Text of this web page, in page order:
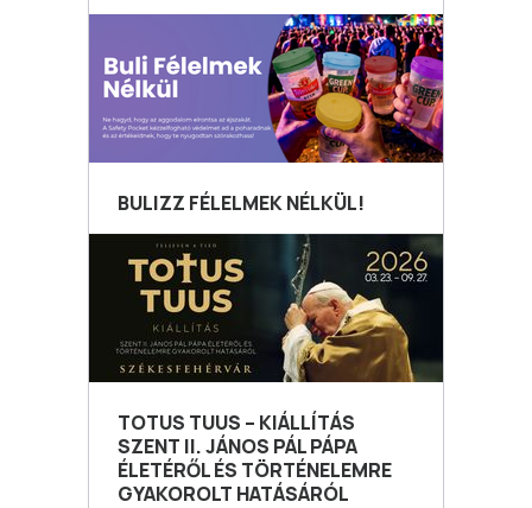
BULIZZ FÉLELMEK NÉLKÜL!
TOTUS TUUS – KIÁLLÍTÁS
SZENT II. JÁNOS PÁL PÁPA
ÉLETÉRŐL ÉS TÖRTÉNELEMRE
GYAKOROLT HATÁSÁRÓL